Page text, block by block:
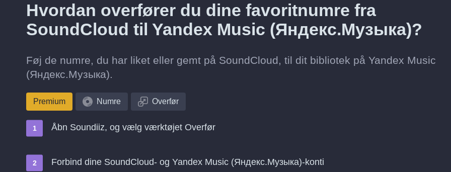
Hvordan overfører du dine favoritnumre fra
SoundCloud til Yandex Music (Яндекс.Музыка)?
Føj de numre, du har liket eller gemt på SoundCloud, til dit bibliotek på Yandex Music
(Яндекс.Музыка).
Premium Numre Overfør
Åbn Soundiiz, og vælg værktøjet Overfør
Forbind dine SoundCloud- og Yandex Music (Яндекс.Музыка)-konti